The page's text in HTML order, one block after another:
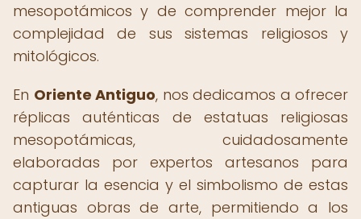
mesopotámicos y de comprender mejor la
complejidad de sus sistemas religiosos y
mitológicos.
En Oriente Antiguo, nos dedicamos a ofrecer
réplicas auténticas de estatuas religiosas
mesopotámicas, cuidadosamente
elaboradas por expertos artesanos para
capturar la esencia y el simbolismo de estas
antiguas obras de arte, permitiendo a los